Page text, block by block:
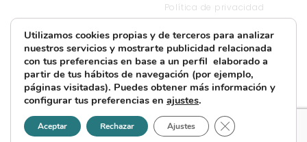
Política de privacidad
contratación
Condiciones de uso
Política de Cookies
Más información sobre
Cookies
Utilizamos cookies propias y de terceros para analizar
nuestros servicios y mostrarte publicidad relacionada
con tus preferencias en base a un perfil elaborado a
partir de tus hábitos de navegación (por ejemplo,
páginas visitadas). Puedes obtener más información y
configurar tus preferencias en ajustes.
Aceptar Rechazar Ajustes Cerrar el banner